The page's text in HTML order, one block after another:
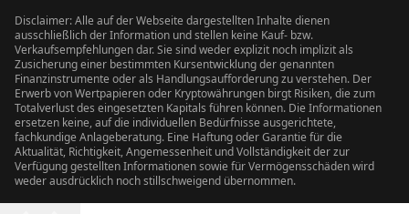
Disclaimer: Alle auf der Webseite dargestellten Inhalte dienen
ausschließlich der Information und stellen keine Kauf- bzw.
Verkaufsempfehlungen dar. Sie sind weder explizit noch implizit als
Zusicherung einer bestimmten Kursentwicklung der genannten
Finanzinstrumente oder als Handlungsaufforderung zu verstehen. Der
Erwerb von Wertpapieren oder Kryptowährungen birgt Risiken, die zum
Totalverlust des eingesetzten Kapitals führen können. Die Informationen
ersetzen keine, auf die individuellen Bedürfnisse ausgerichtete,
fachkundige Anlageberatung. Eine Haftung oder Garantie für die
Aktualität, Richtigkeit, Angemessenheit und Vollständigkeit der zur
Verfügung gestellten Informationen sowie für Vermögensschäden wird
weder ausdrücklich noch stillschweigend übernommen.